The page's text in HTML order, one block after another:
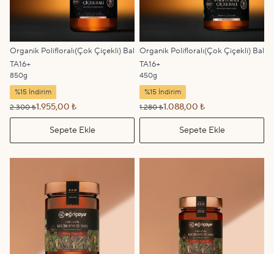
Organik Polifloralı(Çok Çiçekli) Bal
TA16+
850g
%15 İndirim
2.300 ₺1.955,00 ₺
Sepete Ekle
Organik Polifloralı(Çok Çiçekli) Bal
TA16+
450g
%15 İndirim
1.280 ₺1.088,00 ₺
Sepete Ekle